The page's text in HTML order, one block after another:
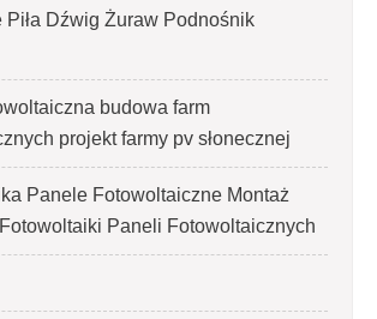
Piła Dźwig Żuraw Podnośnik
budowa farm
projekt farmy pv słonecznej
Panele Fotowoltaiczne Montaż
Paneli Fotowoltaicznych